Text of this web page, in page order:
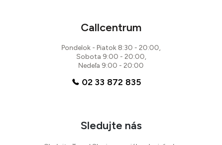
Callcentrum
Pondelok - Piatok 8:30 - 20:00,
Sobota 9:00 - 20:00,
Nedeľa 9:00 - 20:00
02 33 872 835
Sledujte nás